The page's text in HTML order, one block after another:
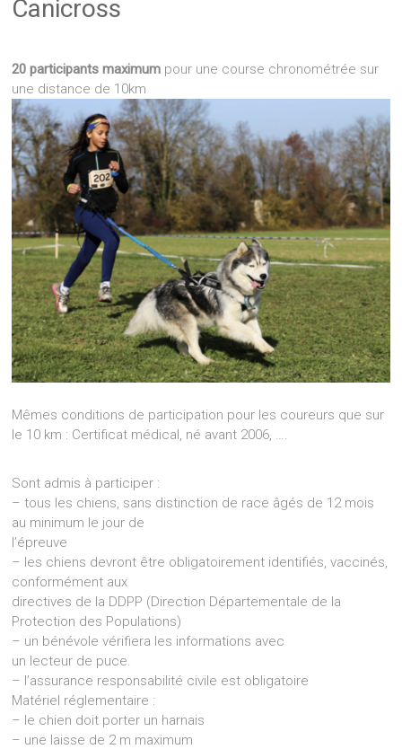
Canicross
20 participants maximum pour une course chronométrée sur
une distance de 10km
Mêmes conditions de participation pour les coureurs que sur
le 10 km : Certificat médical, né avant 2006, ….
Sont admis à participer :
– tous les chiens, sans distinction de race âgés de 12 mois
au minimum le jour de
l’épreuve
– les chiens devront être obligatoirement identifiés, vaccinés,
conformément aux
directives de la DDPP (Direction Départementale de la
Protection des Populations)
– un bénévole vérifiera les informations avec
un lecteur de puce.
– l’assurance responsabilité civile est obligatoire
Matériel réglementaire :
– le chien doit porter un harnais
– une laisse de 2 m maximum